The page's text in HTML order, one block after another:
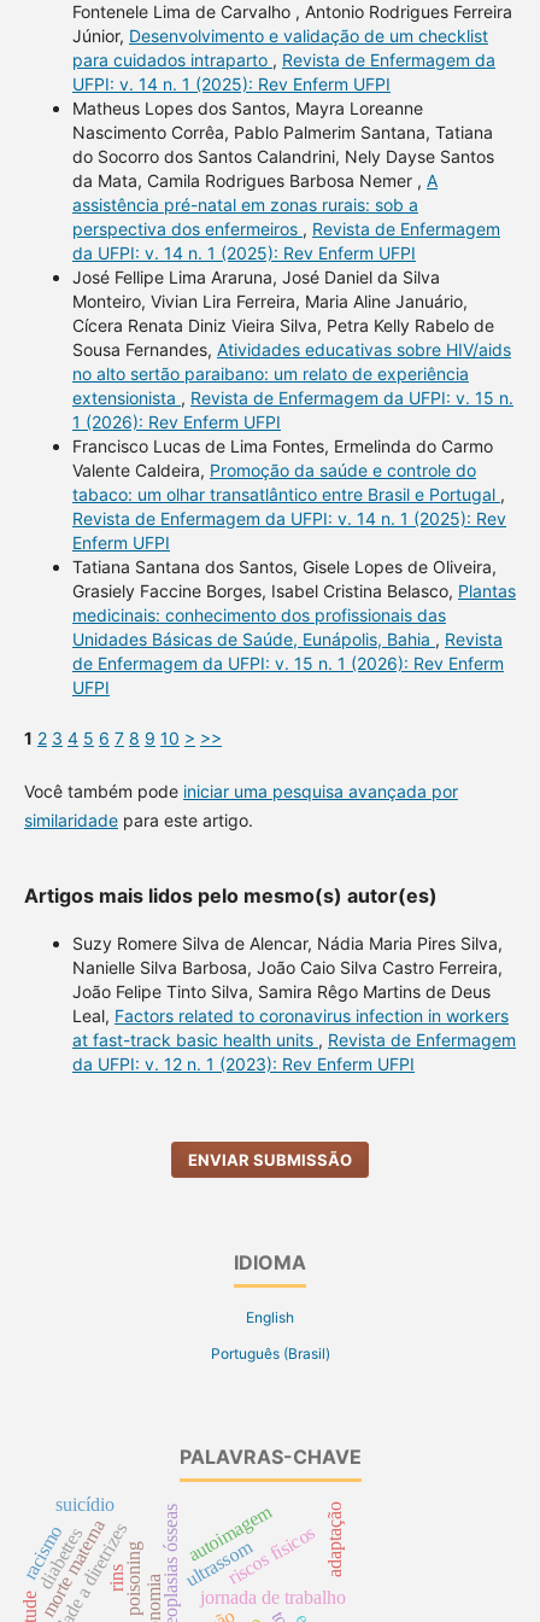
Fontenele Lima de Carvalho , Antonio Rodrigues Ferreira
Júnior, Desenvolvimento e validação de um checklist
para cuidados intraparto , Revista de Enfermagem da
UFPI: v. 14 n. 1 (2025): Rev Enferm UFPI
Matheus Lopes dos Santos, Mayra Loreanne
Nascimento Corrêa, Pablo Palmerim Santana, Tatiana
do Socorro dos Santos Calandrini, Nely Dayse Santos
da Mata, Camila Rodrigues Barbosa Nemer , A
assistência pré-natal em zonas rurais: sob a
perspectiva dos enfermeiros , Revista de Enfermagem
da UFPI: v. 14 n. 1 (2025): Rev Enferm UFPI
José Fellipe Lima Araruna, José Daniel da Silva
Monteiro, Vivian Lira Ferreira, Maria Aline Januário,
Cícera Renata Diniz Vieira Silva, Petra Kelly Rabelo de
Sousa Fernandes, Atividades educativas sobre HIV/aids
no alto sertão paraibano: um relato de experiência
extensionista , Revista de Enfermagem da UFPI: v. 15 n.
1 (2026): Rev Enferm UFPI
Francisco Lucas de Lima Fontes, Ermelinda do Carmo
Valente Caldeira, Promoção da saúde e controle do
tabaco: um olhar transatlântico entre Brasil e Portugal ,
Revista de Enfermagem da UFPI: v. 14 n. 1 (2025): Rev
Enferm UFPI
Tatiana Santana dos Santos, Gisele Lopes de Oliveira,
Grasiely Faccine Borges, Isabel Cristina Belasco, Plantas
medicinais: conhecimento dos profissionais das
Unidades Básicas de Saúde, Eunápolis, Bahia , Revista
de Enfermagem da UFPI: v. 15 n. 1 (2026): Rev Enferm
UFPI
1 2 3 4 5 6 7 8 9 10 > >>
Você também pode iniciar uma pesquisa avançada por
similaridadepara este artigo.
Artigos mais lidos pelo mesmo(s) autor(es)
Suzy Romere Silva de Alencar, Nádia Maria Pires Silva,
Nanielle Silva Barbosa, João Caio Silva Castro Ferreira,
João Felipe Tinto Silva, Samira Rêgo Martins de Deus
Leal, Factors related to coronavirus infection in workers
at fast-track basic health units , Revista de Enfermagem
da UFPI: v. 12 n. 1 (2023): Rev Enferm UFPI
ENVIAR SUBMISSÃO
IDIOMA
English
Português (Brasil)
PALAVRAS-CHAVE
neoplasias ósseas
poisoning ultrassom
jornada de trabalho
riscos físicos
autoimagem
morte materna
suicídio
diabettes rins
racismo adaptação